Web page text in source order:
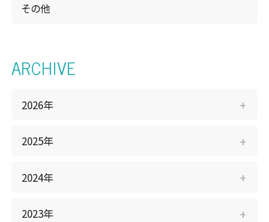
個人情報保護方針
（全国版）
その他
ARCHIVE
2026年
2025年
2024年
2023年